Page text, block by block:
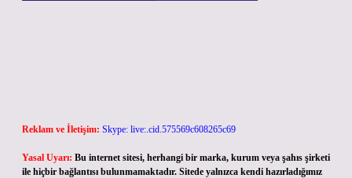
Reklam ve İletişim: Skype: live:.cid.575569c608265c69
Yasal Uyarı: Bu internet sitesi, herhangi bir marka, kurum veya şahıs şirketi
ile hiçbir bağlantısı bulunmamaktadır. Sitede yalnızca kendi hazırladığımız